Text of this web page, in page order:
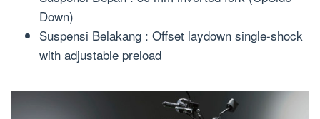
Down)
Suspensi Belakang : Offset laydown single-shock
with adjustable preload